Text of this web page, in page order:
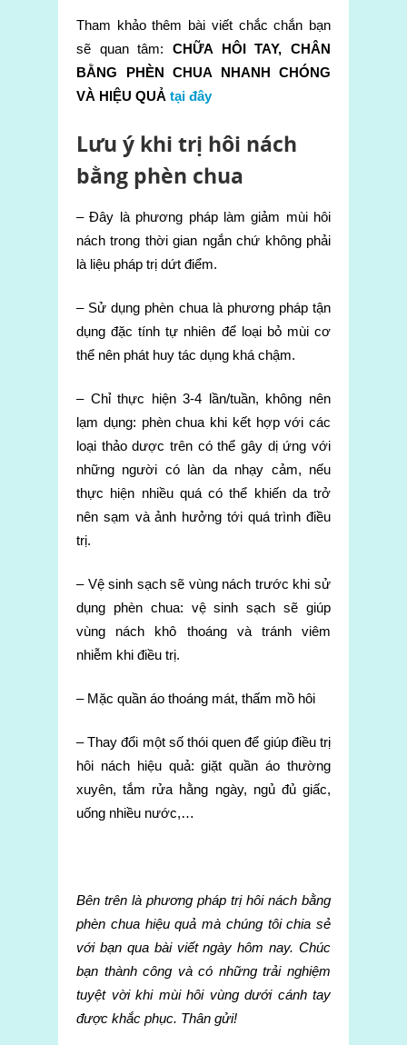
Tham khảo thêm bài viết chắc chắn bạn
sẽ quan tâm: CHỮA HÔI TAY, CHÂN
BẰNG PHÈN CHUA NHANH CHÓNG
VÀ HIỆU QUẢ tại đây
Lưu ý khi trị hôi nách
bằng phèn chua
– Đây là phương pháp làm giảm mùi hôi
nách trong thời gian ngắn chứ không phải
là liệu pháp trị dứt điểm.
– Sử dụng phèn chua là phương pháptận
dụng đặc tính tự nhiên để loại bỏ mùi cơ
thể nên phát huy tác dụng khá chậm.
– Chỉ thực hiện 3-4 lần/tuần, không nên
lạm dụng: phèn chua khi kết hợp với các
loại thảo dược trên có thể gây dị ứng với
những người có làn da nhạy cảm, nếu
thực hiện nhiều quá có thể khiến da trở
nên sạm và ảnh hưởng tới quá trình điều
trị.
– Vệ sinh sạch sẽ vùng nách trước khi sử
dụng phèn chua: vệ sinh sạch sẽ giúp
vùng nách khô thoáng và tránh viêm
nhiễm khi điều trị.
– Mặc quần áo thoáng mát, thấm mồ hôi
– Thay đổi một số thói quen để giúp điều trị
hôi nách hiệu quả: giặt quần áo thường
xuyên, tắm rửa hằng ngày, ngủ đủ giấc,
uống nhiều nước,…
Bên trên là phương pháp trị hôi nách bằng
phèn chua hiệu quả mà chúng tôi chia sẻ
với bạn qua bài viết ngày hôm nay. Chúc
bạn thành công và có những trải nghiệm
tuyệt vời khi mùi hôi vùng dưới cánh tay
được khắc phục. Thân gửi!